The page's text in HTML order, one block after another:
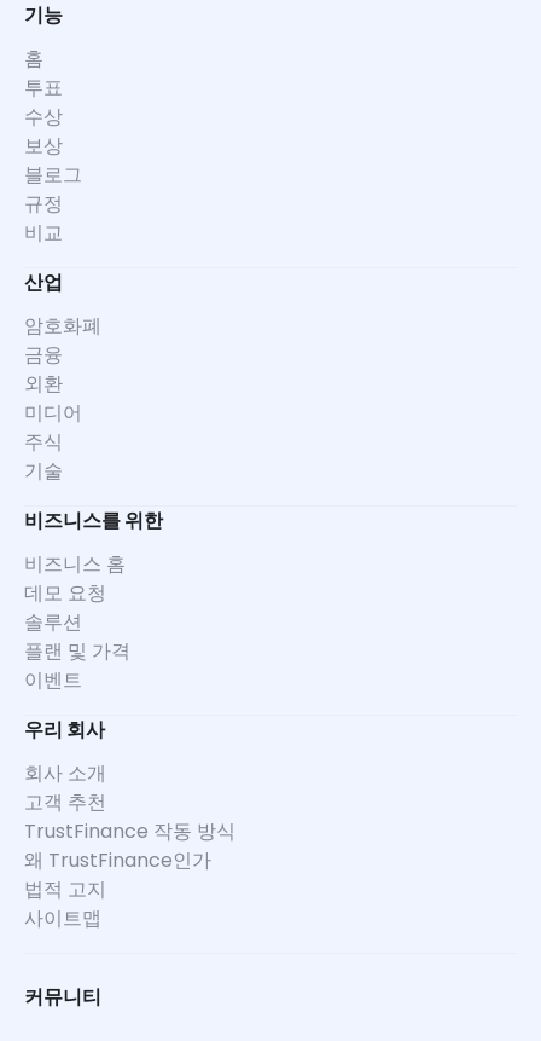
기능
홈
투표
수상
보상
블로그
규정
비교
산업
암호화폐
금융
외환
미디어
주식
기술
비즈니스를 위한
비즈니스 홈
데모 요청
솔루션
플랜 및 가격
이벤트
우리 회사
회사 소개
고객 추천
TrustFinance 작동 방식
왜 TrustFinance인가
법적 고지
사이트맵
커뮤니티